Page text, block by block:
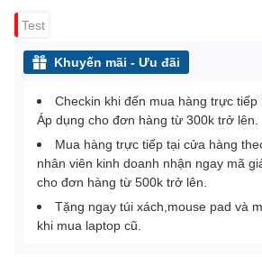
Test
Khuyến mãi - Ưu đãi
Checkin khi đến mua hàng trực tiếp
Áp dụng cho đơn hàng từ 300k trở lên.
Mua hàng trực tiếp tại cửa hàng
nhân viên kinh doanh nhận ngay mã
cho đơn hàng từ 500k trở lên.
Tặng ngay túi xách,mouse pad và
khi mua laptop cũ.